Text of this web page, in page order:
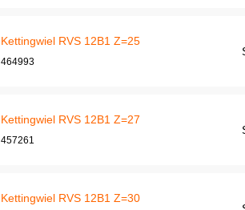
Kettingwiel RVS 12B1 Z=25
464993
Kettingwiel RVS 12B1 Z=27
457261
Kettingwiel RVS 12B1 Z=30